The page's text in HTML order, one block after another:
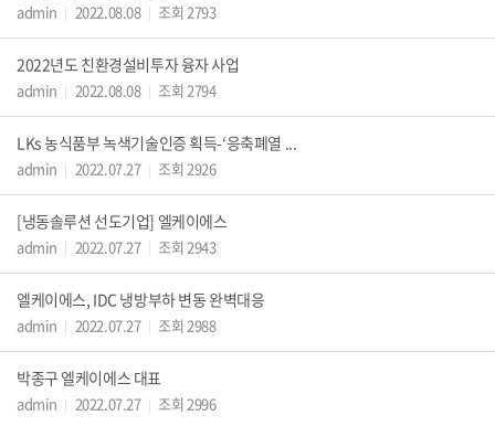
admin | 2022.08.08 | 조회 2793
2022년도 친환경설비투자 융자 사업
admin | 2022.08.08 | 조회 2794
LKs 농식품부 녹색기술인증 획득-‘응축폐열 ...
admin | 2022.07.27 | 조회 2926
[냉동솔루션 선도기업] 엘케이에스
admin | 2022.07.27 | 조회 2943
엘케이에스, IDC 냉방부하 변동 완벽대응
admin | 2022.07.27 | 조회 2988
박종구 엘케이에스 대표
admin | 2022.07.27 | 조회 2996